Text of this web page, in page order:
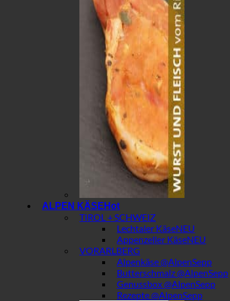
ALPEN KÄSE
TIROL + SCHWEIZ
Lechtaler Käse
Appenzeller Käse
VORARLBERG
Alpenkäse @AlpenSepp
Butterschmalz @AlpenSepp
Genussbox @AlpenSepp
Rezepte @AlpenSepp